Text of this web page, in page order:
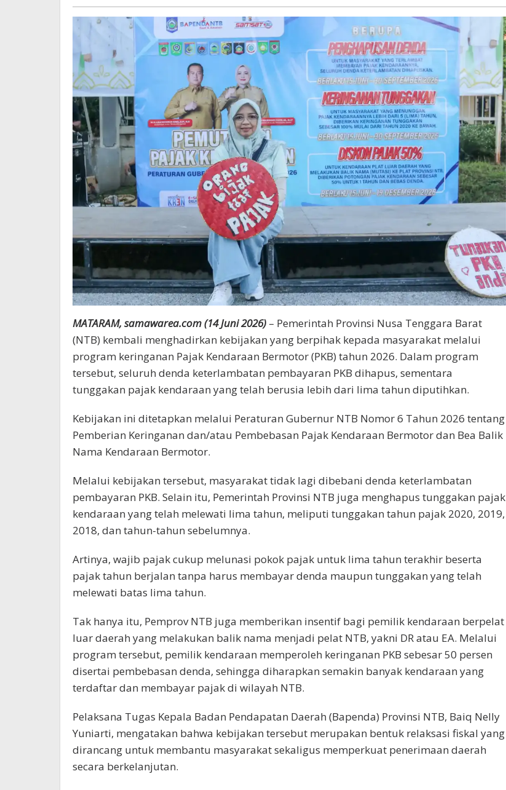
MATARAM, samawarea.com (14 Juni 2026) – Pemerintah Provinsi Nusa Tenggara Barat
(NTB) kembali menghadirkan kebijakan yang berpihak kepada masyarakat melalui
program keringanan Pajak Kendaraan Bermotor (PKB) tahun 2026. Dalam program
tersebut, seluruh denda keterlambatan pembayaran PKB dihapus, sementara
tunggakan pajak kendaraan yang telah berusia lebih dari lima tahun diputihkan.
Kebijakan ini ditetapkan melalui Peraturan Gubernur NTB Nomor 6 Tahun 2026 tentang
Pemberian Keringanan dan/atau Pembebasan Pajak Kendaraan Bermotor dan Bea Balik
Nama Kendaraan Bermotor.
Melalui kebijakan tersebut, masyarakat tidak lagi dibebani denda keterlambatan
pembayaran PKB. Selain itu, Pemerintah Provinsi NTB juga menghapus tunggakan pajak
kendaraan yang telah melewati lima tahun, meliputi tunggakan tahun pajak 2020, 2019,
2018, dan tahun-tahun sebelumnya.
Artinya, wajib pajak cukup melunasi pokok pajak untuk lima tahun terakhir beserta
pajak tahun berjalan tanpa harus membayar denda maupun tunggakan yang telah
melewati batas lima tahun.
Tak hanya itu, Pemprov NTB juga memberikan insentif bagi pemilik kendaraan berpelat
luar daerah yang melakukan balik nama menjadi pelat NTB, yakni DR atau EA. Melalui
program tersebut, pemilik kendaraan memperoleh keringanan PKB sebesar 50 persen
disertai pembebasan denda, sehingga diharapkan semakin banyak kendaraan yang
terdaftar dan membayar pajak di wilayah NTB.
Pelaksana Tugas Kepala Badan Pendapatan Daerah (Bapenda) Provinsi NTB, Baiq Nelly
Yuniarti, mengatakan bahwa kebijakan tersebut merupakan bentuk relaksasi fiskal yang
dirancang untuk membantu masyarakat sekaligus memperkuat penerimaan daerah
secara berkelanjutan.